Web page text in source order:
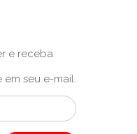
e receba
seu e-mail.